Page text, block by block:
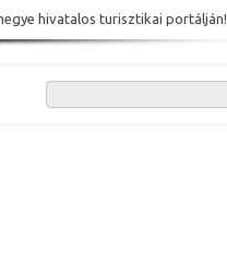
hivatalos turisztikai portálján!